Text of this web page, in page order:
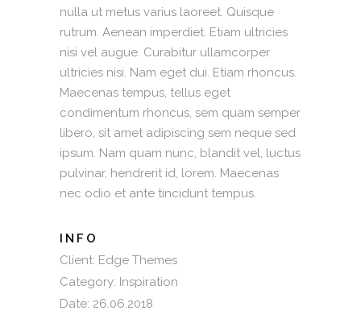
nulla ut metus varius laoreet. Quisque
rutrum. Aenean imperdiet. Etiam ultricies
nisi vel augue. Curabitur ullamcorper
ultricies nisi. Nam eget dui. Etiam rhoncus.
Maecenas tempus, tellus eget
condimentum rhoncus, sem quam semper
libero, sit amet adipiscing sem neque sed
ipsum. Nam quam nunc, blandit vel, luctus
pulvinar, hendrerit id, lorem. Maecenas
nec odio et ante tincidunt tempus.
INFO
Client: Edge Themes
Category: Inspiration
Date: 26.06.2018